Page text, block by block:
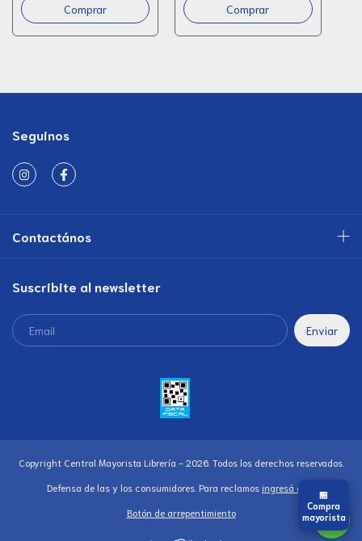
Comprar Comprar
Seguinos
Contactános
Suscribite al newsletter
Copyright Central Mayorista Librería - 2026. Todos los derechos reservados.
Defensa de las y los consumidores. Para reclamos ingresá acá.
Botón de arrepentimiento
🏪
Compra
mayorista